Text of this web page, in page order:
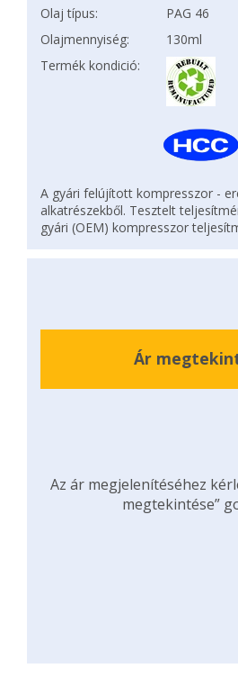
Olaj típus:
PAG 46
Olajmennyiség:
130ml
Termék kondició:
A gyári felújított kompresszor -
alkatrészekből. Tesztelt
gyári (OEM) kompresszor
Ár
Az ár megjelenítéséhez
megtekintése”